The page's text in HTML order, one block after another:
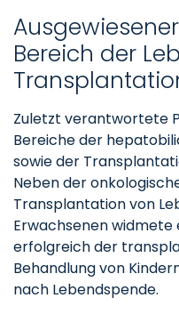
Bereich der
Zuletzt verantwortete
Bereiche der
sowie der
Neben der
Transplantation von
Erwachsenen widmete
erfolgreich der
Behandlung von
nach Lebendspende.